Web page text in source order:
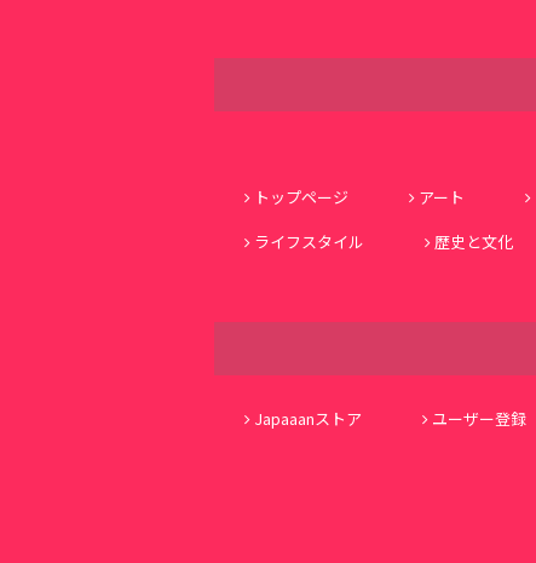
トップページ
アート
ライフスタイル
歴史と文化
Japaaanストア ユーザー登録